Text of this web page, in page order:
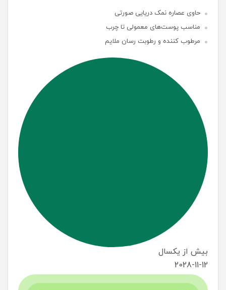
حاوی عصاره نمک دریایی صورتی
مناسب پوست‌های معمولی تا چرب
مرطوب کننده و رطوبت رسان ملایم
بیش از یکسال
2028-11-12